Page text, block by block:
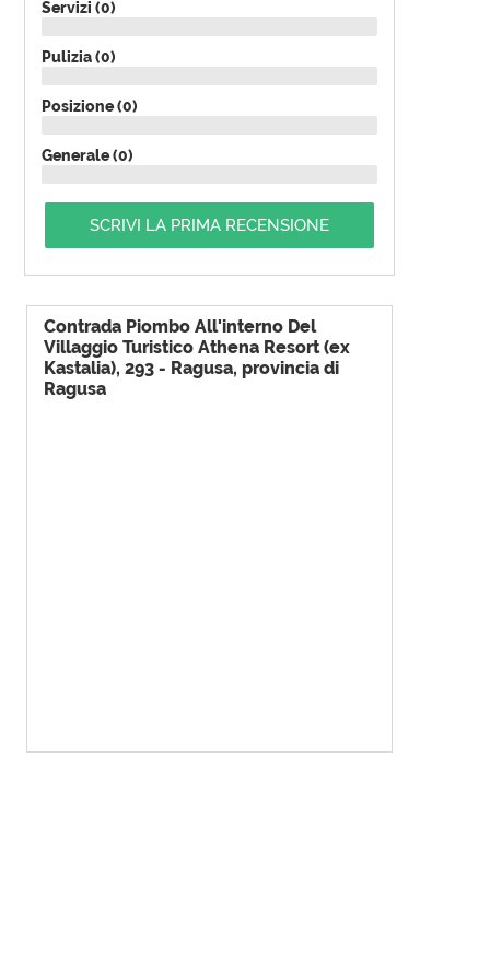
Servizi (0)
Pulizia (0)
Posizione (0)
Generale (0)
SCRIVI LA PRIMA RECENSIONE
Contrada Piombo All'interno Del
Villaggio Turistico Athena Resort (ex
Kastalia), 293 - Ragusa, provincia di
Ragusa